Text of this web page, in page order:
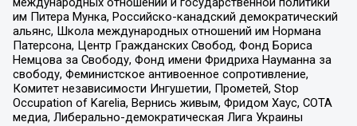
им Питера Мунка, Российско-канадский демократический
альянс, Школа международных отношений им Нормана
Патерсона, Центр Гражданских Свобод, Фонд Бориса
Немцова за Свободу, Фонд имени Фридриха Науманна за
свободу, Феминистское антивоенное сопротивление,
Комитет независимости Ингушетии, Прометей, Stop
Occupation of Karelia, Вернись живым, Фридом Хаус, СОТА
медиа, Либерально-демократическая Лига Украины